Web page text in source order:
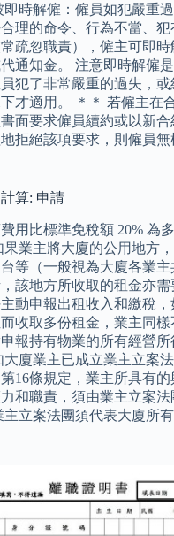
即時解僱：僱員如犯嚴重
理的命令、行為不當、犯
疏忽職責），僱主可即
通知金。 注意即時解僱
犯了非常嚴重的過失，
才適用。 ＊＊ 若僱主在
面要求僱員續約或以新合
拒絕該項要求，則僱員無
算: 申請
用比標準免稅額 20% 為
果業主將大廈的公用地方
等（一般視為大廈各業主
該地方所收取的租金亦需
動申報出租收入和繳稅
收取多份租金，業主同
報持有物業的所有經營所
大廈業主已成立業主立案
16條規定，業主所具有的
和職責，須由業主立案
立案法團須代表大廈所